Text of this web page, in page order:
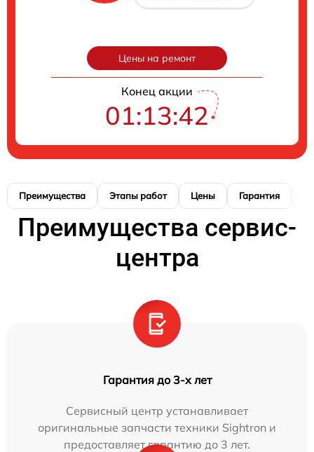
Цены на ремонт
Конец акции
01:13:41
Преимущества Этапы работ Цены Гарантия
Преимущества сервис-
центра
Гарантия до 3-х лет
Сервисный центр устанавливает
оригинальные запчасти техники Sightron и
предоставляет гарантию до 3 лет.